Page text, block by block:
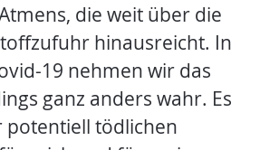
die weit über die
hinausreicht. In
19 nehmen wir das
ganz anders wahr. Es
potentiell tödlichen